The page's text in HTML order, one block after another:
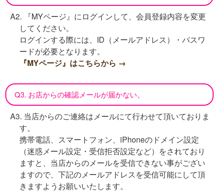
A2. 『MYページ』にログインして、会員登録内容を変更
してください。
ログインする際には、ID（メールアドレス）・パスワ
ードが必要となります。
『MYページ』はこちらから →
Q3. お店からの確認メールが届かない。
A3. 当店からのご連絡はメールにて行わせて頂いておりま
す。
携帯電話、スマートフォン、iPhoneのドメイン設定
（迷惑メール設定・受信拒否設定など）をされており
ますと、当店からのメールを受信できない事がござい
ますので、下記のメールアドレスを受信可能にして頂
きますようお願いいたします。